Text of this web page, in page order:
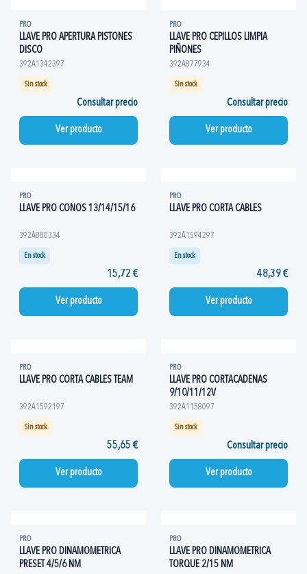
PRO
LLAVE PRO APERTURA PISTONES
DISCO
392A1342397
Sin stock
Consultar precio
Ver producto
PRO
LLAVE PRO CEPILLOS LIMPIA
PIÑONES
392A877934
Sin stock
Consultar precio
Ver producto
PRO
LLAVE PRO CONOS 13/14/15/16
392A880334
En stock
15,72 €
Ver producto
PRO
LLAVE PRO CORTA CABLES
392A1594297
En stock
48,39 €
Ver producto
PRO
LLAVE PRO CORTA CABLES TEAM
392A1592197
Sin stock
55,65 €
Ver producto
PRO
LLAVE PRO CORTACADENAS
9/10/11/12V
392A1158097
Sin stock
Consultar precio
Ver producto
PRO
LLAVE PRO DINAMOMETRICA
PRESET 4/5/6 NM
PRO
LLAVE PRO DINAMOMETRICA
TORQUE 2/15 NM